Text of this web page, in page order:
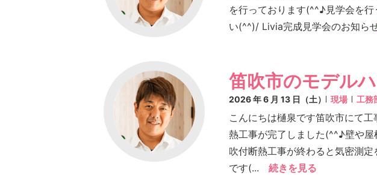
を行っております(^^♪見学会を
い(^^)/ Livia完成見学会のお知ら
笛吹市のモデルハ
2026 年 6 月 13 日（土） 現場 工務
こんにちは樋泉です笛吹市にて
熱工事が完了しました(^^♪壁や
吹付断熱工事が終わると気密測
です(...
続きを見る